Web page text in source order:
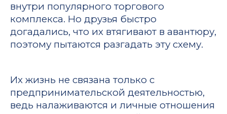
внутри популярного торгового
комплекса. Но друзья быстро
догадались, что их втягивают в авантюру,
поэтому пытаются разгадать эту схему.
Их жизнь не связана только с
предпринимательской деятельностью,
ведь налаживаются и личные отношения